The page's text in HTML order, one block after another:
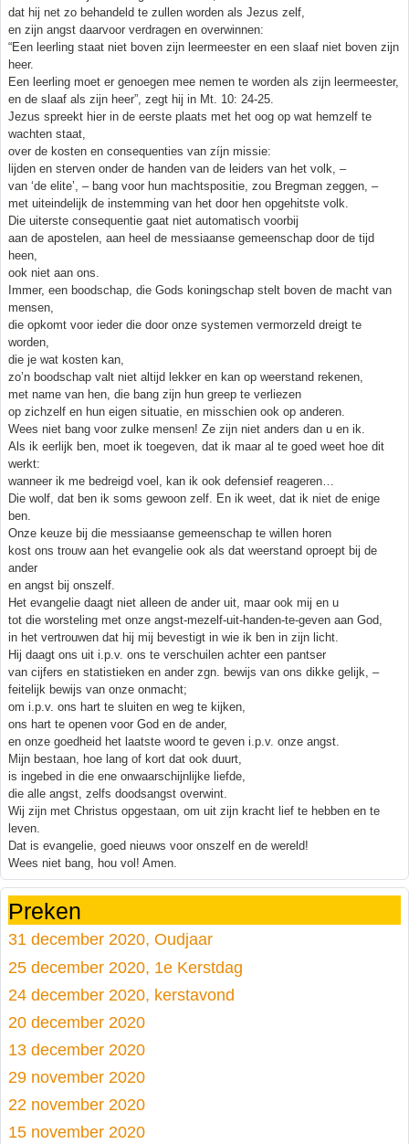
dat hij net zo behandeld te zullen worden als Jezus zelf,
en zijn angst daarvoor verdragen en overwinnen:
“Een leerling staat niet boven zijn leermeester en een slaaf niet boven zijn
heer.
Een leerling moet er genoegen mee nemen te worden als zijn leermeester,
en de slaaf als zijn heer”, zegt hij in Mt. 10: 24-25.
Jezus spreekt hier in de eerste plaats met het oog op wat hemzelf te
wachten staat,
over de kosten en consequenties van zíjn missie:
lijden en sterven onder de handen van de leiders van het volk, –
van ‘de elite’, – bang voor hun machtspositie, zou Bregman zeggen, –
met uiteindelijk de instemming van het door hen opgehitste volk.
Die uiterste consequentie gaat niet automatisch voorbij
aan de apostelen, aan heel de messiaanse gemeenschap door de tijd
heen,
ook niet aan ons.
Immer, een boodschap, die Gods koningschap stelt boven de macht van
mensen,
die opkomt voor ieder die door onze systemen vermorzeld dreigt te
worden,
die je wat kosten kan,
zo’n boodschap valt niet altijd lekker en kan op weerstand rekenen,
met name van hen, die bang zijn hun greep te verliezen
op zichzelf en hun eigen situatie, en misschien ook op anderen.
Wees niet bang voor zulke mensen! Ze zijn niet anders dan u en ik.
Als ik eerlijk ben, moet ik toegeven, dat ik maar al te goed weet hoe dit
werkt:
wanneer ik me bedreigd voel, kan ik ook defensief reageren…
Die wolf, dat ben ik soms gewoon zelf. En ik weet, dat ik niet de enige
ben.
Onze keuze bij die messiaanse gemeenschap te willen horen
kost ons trouw aan het evangelie ook als dat weerstand oproept bij de
ander
en angst bij onszelf.
Het evangelie daagt niet alleen de ander uit, maar ook mij en u
tot die worsteling met onze angst-mezelf-uit-handen-te-geven aan God,
in het vertrouwen dat hij mij bevestigt in wie ik ben in zijn licht.
Hij daagt ons uit i.p.v. ons te verschuilen achter een pantser
van cijfers en statistieken en ander zgn. bewijs van ons dikke gelijk, –
feitelijk bewijs van onze onmacht;
om i.p.v. ons hart te sluiten en weg te kijken,
ons hart te openen voor God en de ander,
en onze goedheid het laatste woord te geven i.p.v. onze angst.
Mijn bestaan, hoe lang of kort dat ook duurt,
is ingebed in die ene onwaarschijnlijke liefde,
die alle angst, zelfs doodsangst overwint.
Wij zijn met Christus opgestaan, om uit zijn kracht lief te hebben en te
leven.
Dat is evangelie, goed nieuws voor onszelf en de wereld!
Wees niet bang, hou vol! Amen.
Preken
31 december 2020, Oudjaar
25 december 2020, 1e Kerstdag
24 december 2020, kerstavond
20 december 2020
13 december 2020
29 november 2020
22 november 2020
15 november 2020